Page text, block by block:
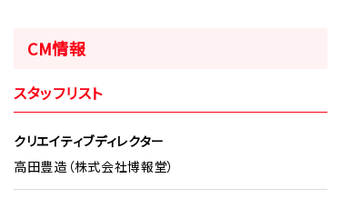
CM情報
スタッフリスト
クリエイティブディレクター
高田豊造（株式会社博報堂）